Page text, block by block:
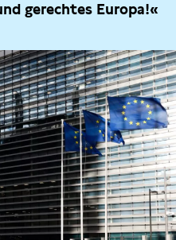
gerechtes Europa!«